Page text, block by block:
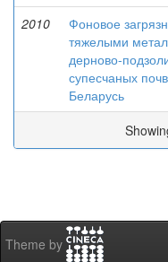
2010
Фоновое
тяжелыми
дерново-
супесчаных
Беларусь
Theme by